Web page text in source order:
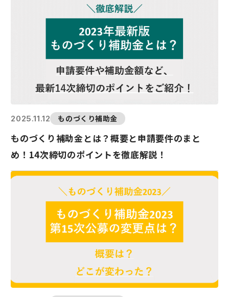
2025.11.12 ものづくり補助金
ものづくり補助金とは？概要と申請要件のまと
め！14次締切のポイントを徹底解説！